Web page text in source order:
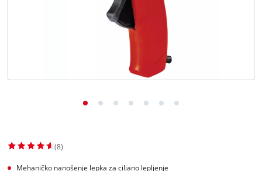
(8)
Mehaničko nanošenje lepka za ciljano lepljenje